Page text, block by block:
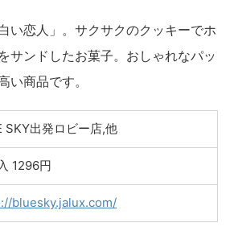
い恋人」。サクサクのクッキーでホ
サンドしたお菓子。おしゃれなパッ
い商品です。
SKY出発ロビー店,他
1296円
bluesky.jalux.com/